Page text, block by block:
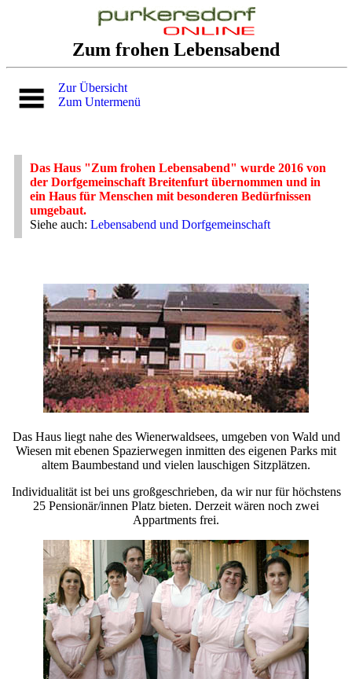
Zum frohen Lebensabend
Zur Übersicht
Zum Untermenü
Das Haus "Zum frohen Lebensabend" wurde 2016 von
der Dorfgemeinschaft Breitenfurt übernommen und in
ein Haus für Menschen mit besonderen Bedürfnissen
umgebaut.
Siehe auch: Lebensabend und Dorfgemeinschaft
Das Haus liegt nahe des Wienerwaldsees, umgeben von Wald und
Wiesen mit ebenen Spazierwegen inmitten des eigenen Parks mit
altem Baumbestand und vielen lauschigen Sitzplätzen.
Individualität ist bei uns großgeschrieben, da wir nur für höchstens
25 Pensionär/innen Platz bieten. Derzeit wären noch zwei
Appartments frei.